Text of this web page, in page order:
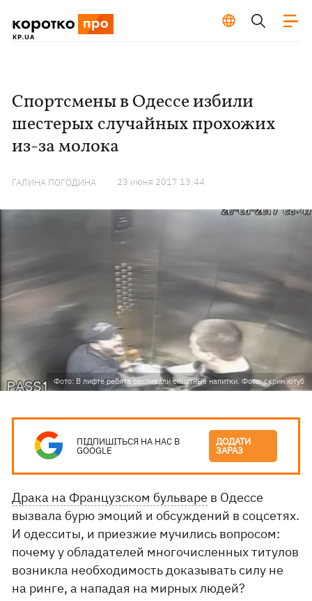
Спортсмены в Одессе избили
шестерых случайных прохожих
из-за молока
ГАЛИНА ПОГОДИНА 23 июня 2017 13:44
Фото: В лифте ребята распивали спиртные напитки. Фото: скрин ютуб
ПІДПИШІТЬСЯ НА НАС В
GOOGLE
ДОДАТИ
ЗАРАЗ
Драка на Французском бульваре в Одессе
вызвала бурю эмоций и обсуждений в соцсетях.
И одесситы, и приезжие мучились вопросом:
почему у обладателей многочисленных титулов
возникла необходимость доказывать силу не
на ринге, а нападая на мирных людей?